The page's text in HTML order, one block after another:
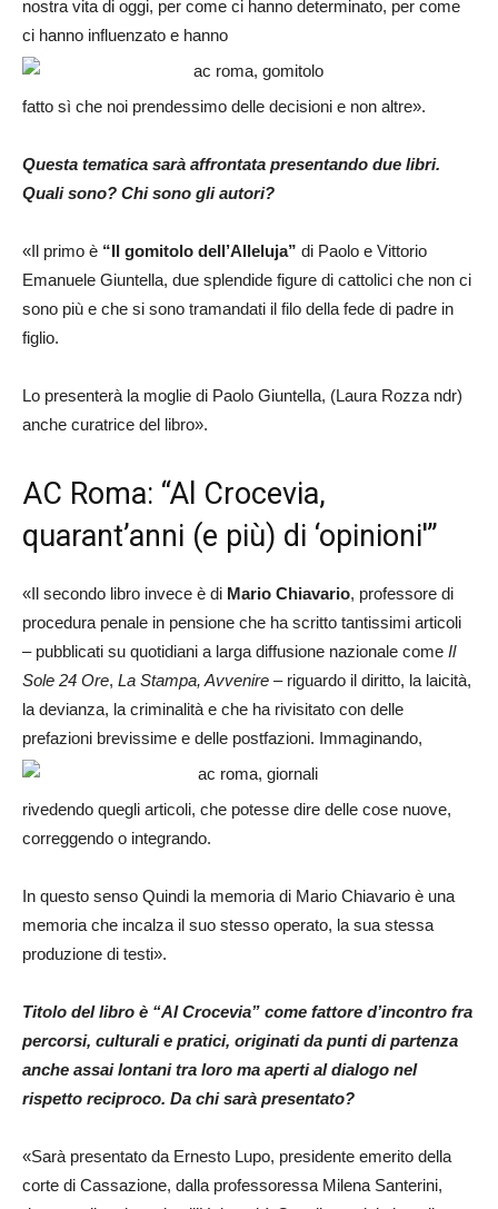
nostra vita di oggi, per come ci hanno determinato, per come
ci hanno influenzato e hanno
fatto sì che noi prendessimo delle decisioni e non altre».
Questa tematica sarà affrontata presentando due libri.
Quali sono? Chi sono gli autori?
«Il primo è “Il gomitolo dell’Alleluja” di Paolo e Vittorio
Emanuele Giuntella, due splendide figure di cattolici che non ci
sono più e che si sono tramandati il filo della fede di padre in
figlio.
Lo presenterà la moglie di Paolo Giuntella, (Laura Rozza ndr)
anche curatrice del libro».
AC Roma: “Al Crocevia,
quarant’anni (e più) di ‘opinioni'”
«Il secondo libro invece è di Mario Chiavario, professore di
procedura penale in pensione che ha scritto tantissimi articoli
– pubblicati su quotidiani a larga diffusione nazionale come Il
Sole 24 Ore, La Stampa, Avvenire –riguardo il diritto, la laicità,
la devianza, la criminalità e che ha rivisitato con delle
prefazioni brevissime e delle postfazioni. Immaginando,
rivedendo quegli articoli, che potesse dire delle cose nuove,
correggendo o integrando.
In questo senso Quindi la memoria di Mario Chiavario è una
memoria che incalza il suo stesso operato, la sua stessa
produzione di testi».
Titolo del libro è “Al Crocevia” come fattore d’incontro fra
percorsi, culturali e pratici, originati da punti di partenza
anche assai lontani tra loro ma aperti al dialogo nel
rispetto reciproco. Da chi sarà presentato?
«Sarà presentato da Ernesto Lupo, presidente emerito della
corte di Cassazione, dalla professoressa Milena Santerini,